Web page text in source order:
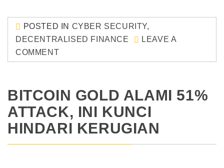
POSTED IN CYBER SECURITY,
DECENTRALISED FINANCE
LEAVE A
COMMENT
BITCOIN GOLD ALAMI 51%
ATTACK, INI KUNCI
HINDARI KERUGIAN